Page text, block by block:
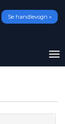
Se handlevogn »